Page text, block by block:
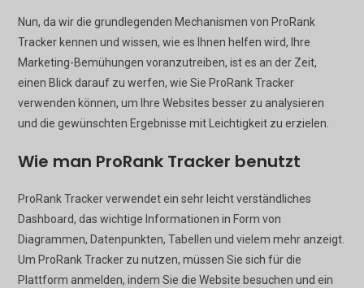
Nun, da wir die grundlegenden Mechanismen von ProRank
Tracker kennen und wissen, wie es Ihnen helfen wird, Ihre
Marketing-Bemühungen voranzutreiben, ist es an der Zeit,
einen Blick darauf zu werfen, wie Sie ProRank Tracker
verwenden können, um Ihre Websites besser zu analysieren
und die gewünschten Ergebnisse mit Leichtigkeit zu erzielen.
Wie man ProRank Tracker benutzt
ProRank Tracker verwendet ein sehr leicht verständliches
Dashboard, das wichtige Informationen in Form von
Diagrammen, Datenpunkten, Tabellen und vielem mehr anzeigt.
Um ProRank Tracker zu nutzen, müssen Sie sich für die
Plattform anmelden, indem Sie die Website besuchen und ein